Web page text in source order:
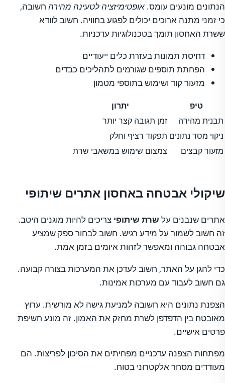
הנתונים מונעים עומס. אופטימיזציה לטעינה מהירה חשובה,
כי זמני מתנה ארוכים יכולים לפגוע בחוויה. חשוב לוודא
ששרת האחסון תומך בטכנולוגיות עדכניות.
דחיסת תמונות בעזרת כלים ייעודיים
הפחתת תוספים שגורמים לתהליכים כבדים
מזעור קוד ושימוש בתוספי מטמון
טיפ
יתרון
תבנית מהירה
זמן תגובה קצר יותר
ניקוי מסד נתונים תפקוד רציף וחלק
מזעור קבצים
צמצום שימוש במשאבי שרת
שיקולי אבטחה באחסון אתרים שיתופי
אתרים שנבנים על שרת שיתופי צריכים להיות מוגנים היטב.
זה חשוב לשמור על מידע רגיש. חשוב לבחור ספק שמציע
אבטחה גבוהה ומאפשר לזהות איומים בזמן אמת.
כדי להגן על האתר, חשוב לעדכן את המערכות בצורה קבועה.
גם חשוב לעבוד עם מערכות אמינות.
הצפנת נתונים היא חשובה למניעת גישה לא מורשית. ערוץ
מאובטח בין הדפדפן לשרת מחזק את האמון. זה מונע חשיפת
פרטים אישיים.
מפתחות הצפנה עדכניים מפחיתים את הסיכון לפריצות. הם
מעודדים מסחר אלקטרוני בטוח.